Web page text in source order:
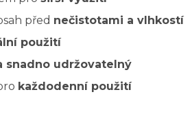
před nečistotami a vlhkostí
použití
snadno udržovatelný
každodenní použití